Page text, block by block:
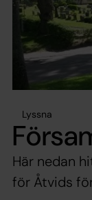
Lyssna
Här nedan
för Åtvids